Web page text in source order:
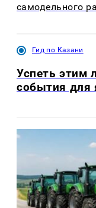
самодельного
Гид по Казани
Успеть этим
события для